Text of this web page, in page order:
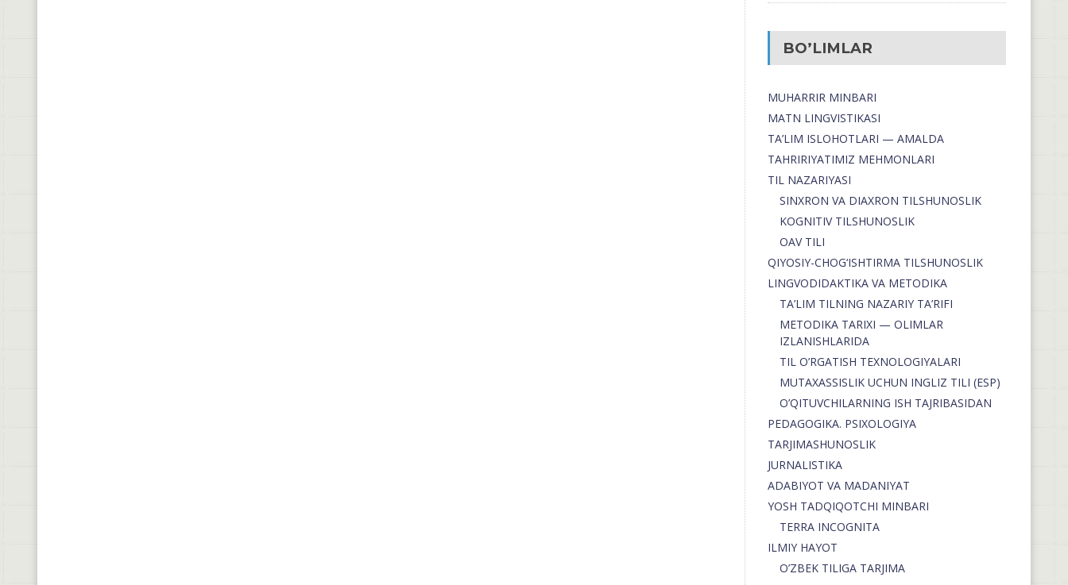
BO’LIMLAR
MUHARRIR MINBARI
MATN LINGVISTIKASI
TA’LIM ISLOHOTLARI — AMALDA
TAHRIRIYATIMIZ MEHMONLARI
TIL NAZARIYASI
SINXRON VA DIAXRON TILSHUNOSLIK
KOGNITIV TILSHUNOSLIK
OAV TILI
QIYOSIY-CHOG‘ISHTIRMA TILSHUNOSLIK
LINGVODIDAKTIKA VA METODIKA
TA’LIM TILNING NAZARIY TA’RIFI
METODIKA TARIXI — OLIMLAR
IZLANISHLARIDA
TIL O’RGATISH TEXNOLOGIYALARI
MUTAXASSISLIK UCHUN INGLIZ TILI (ESP)
O’QITUVCHILARNING ISH TAJRIBASIDAN
PEDAGOGIKA. PSIXOLOGIYA
TARJIMASHUNOSLIK
JURNALISTIKA
ADABIYOT VA MADANIYAT
YOSH TADQIQOTCHI MINBARI
TERRA INCOGNITA
ILMIY HAYOT
O’ZBEK TILIGA TARJIMA